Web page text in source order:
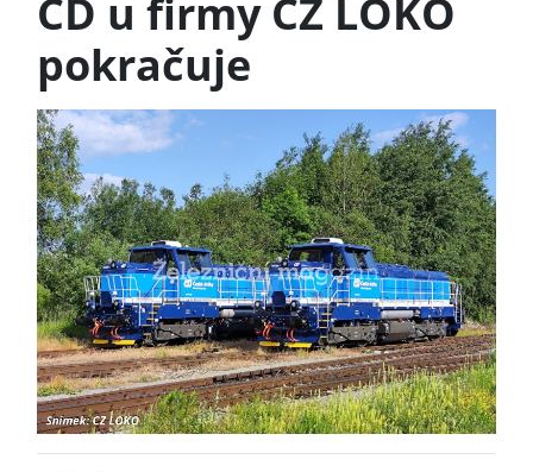
ČD u firmy CZ LOKO
pokračuje